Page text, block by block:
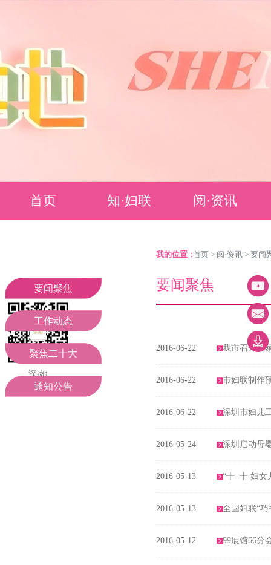
深i她
期待您的关注
首页 知·妇联 阅·资讯
工作动态
通知公告
要闻聚焦
工作动态
聚焦二十大
通知公告
我的位置：
> 首页 > 阅·资讯 > 要闻
要闻聚焦
2016-06-22 我市召开国
2016-06-22 市妇联制作
2016-06-22 深圳市妇儿
2016-05-24 深圳启动母
2016-05-13 “十=十 妇女
2016-05-13 全国妇联“
2016-05-12 99展馆66分